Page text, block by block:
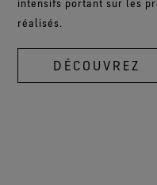
réalisés.
DÉCOUVREZ